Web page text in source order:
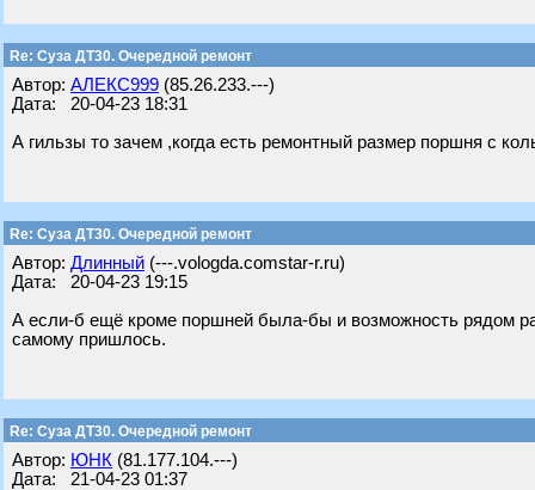
Re: Суза ДТ30. Очередной ремонт
Автор: АЛЕКС999 (85.26.233.---)
Дата: 20-04-23 18:31
А гильзы то зачем ,когда есть ремонтный размер поршня с
Re: Суза ДТ30. Очередной ремонт
Автор: Длинный (---.vologda.comstar-r.ru)
Дата: 20-04-23 19:15
А если-б ещё кроме поршней была-бы и возможность рядом
самому пришлось.
Re: Суза ДТ30. Очередной ремонт
Автор: ЮНК (81.177.104.---)
Дата: 21-04-23 01:37